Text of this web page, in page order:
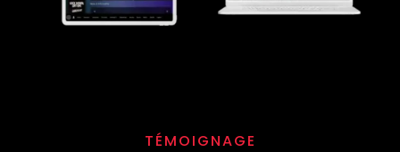
TÉMOIGNAGE